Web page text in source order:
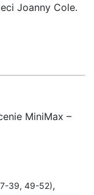
Joanny Cole.
MiniMax –
39, 49-52),